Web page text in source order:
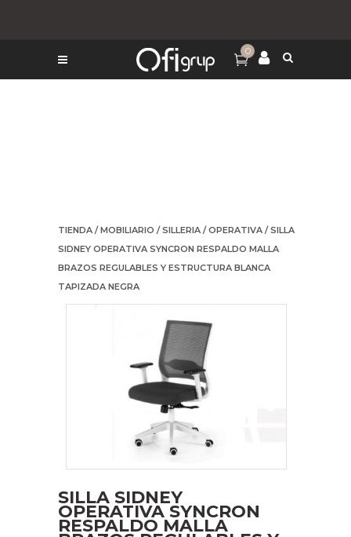
0
TIENDA /MOBILIARIO /SILLERIA /OPERATIVA / SILLA
SIDNEY OPERATIVA SYNCRON RESPALDO MALLA
BRAZOS REGULABLES Y ESTRUCTURA BLANCA
TAPIZADA NEGRA
SILLA SIDNEY
OPERATIVA SYNCRON
RESPALDO MALLA